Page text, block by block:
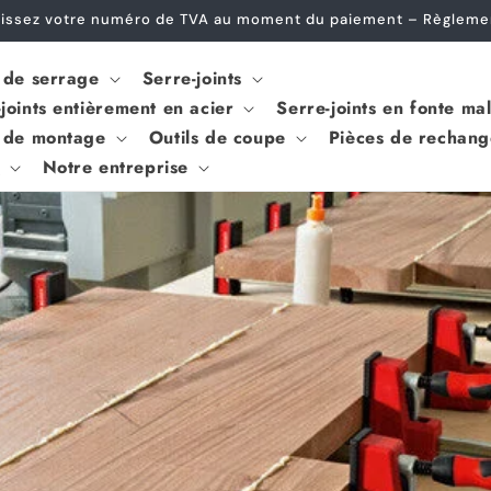
– einfach bestellen, keine Gewerbeanmeldung
serrage
Serre-joints
entièrement en acier
Serre-joints en fonte
montage
Outils de coupe
Pièces de
Notre entreprise